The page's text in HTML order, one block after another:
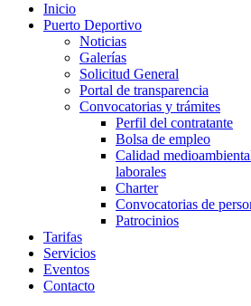
Inicio
Puerto Deportivo
Noticias
Galerías
Solicitud General
Portal de transparencia
Convocatorias y trámites
Perfil del contratante
Bolsa de empleo
Calidad
laborales
Charter
Convocatorias de
Patrocinios
Tarifas
Servicios
Eventos
Contacto